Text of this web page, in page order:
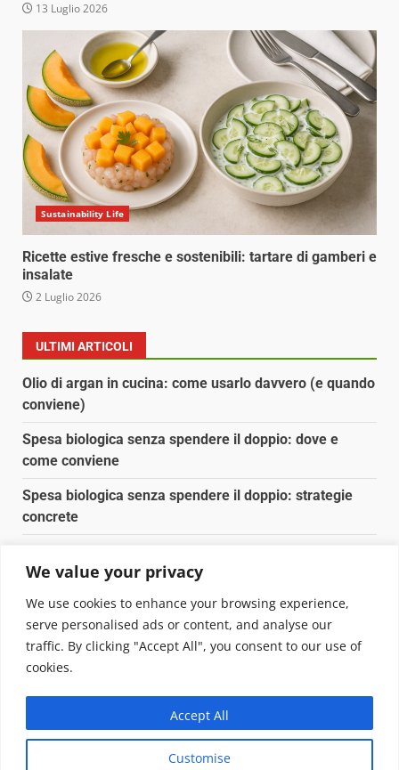
We value your privacy
We use cookies to enhance your browsing experience,
serve personalised ads or content, and analyse our
traffic. By clicking "Accept All", you consent to our use of
cookies.
Customise
Accept All
13 Luglio 2026
Sustainability Life
Ricette estive fresche e sostenibili: tartare di gamberi e
insalate
2 Luglio 2026
ULTIMI ARTICOLI
Olio di argan in cucina: come usarlo davvero (e quando
conviene)
Spesa biologica senza spendere il doppio: dove e
come conviene
Spesa biologica senza spendere il doppio: strategie
concrete
Pulizia naturale della casa: 3 ingredienti che
sostituiscono 10 prodotti chimici
Copyright © 2025 Biopianeta.it proprietà di Jws Media
Questo blog non è una testata giornalistica, in quanto
viene aggiornato senza alcuna periodicità. Non può
pertanto considerarsi un prodotto editoriale ai sensi